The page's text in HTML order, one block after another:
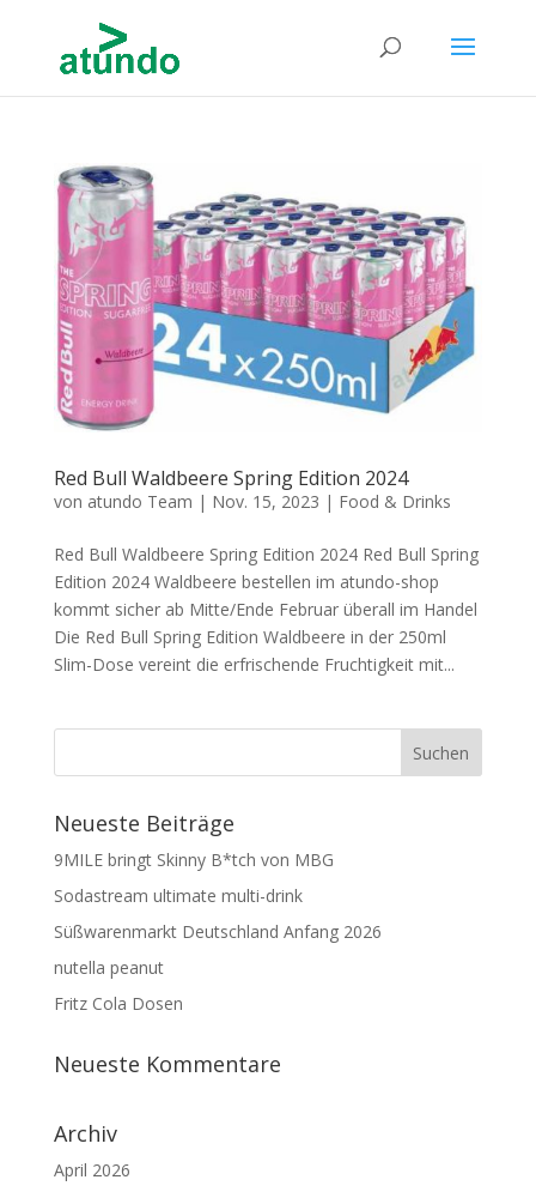
Red Bull Waldbeere Spring Edition 2024
von atundo Team | Nov. 15, 2023 | Food & Drinks
Red Bull Waldbeere Spring Edition 2024 Red Bull Spring
Edition 2024 Waldbeere bestellen im atundo-shop
kommt sicher ab Mitte/Ende Februar überall im Handel
Die Red Bull Spring Edition Waldbeere in der 250ml
Slim-Dose vereint die erfrischende Fruchtigkeit mit...
Neueste Beiträge
9MILE bringt Skinny B*tch von MBG
Sodastream ultimate multi-drink
Süßwarenmarkt Deutschland Anfang 2026
nutella peanut
Fritz Cola Dosen
Neueste Kommentare
Archiv
April 2026